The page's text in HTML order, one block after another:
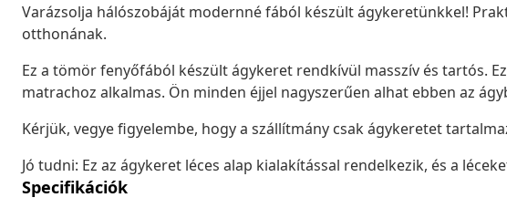
Varázsolja hálószobáját modernné fából készült ágykeretünkkel!
otthonának.
Ez a tömör fenyőfából készült ágykeret rendkívül masszív és tartós. Ez
matrachoz alkalmas. Ön minden éjjel nagyszerűen alhat ebben az
Kérjük, vegye figyelembe, hogy a szállítmány csak ágykeretet
Jó tudni: Ez az ágykeret léces alap kialakítással rendelkezik, és a
Specifikációk